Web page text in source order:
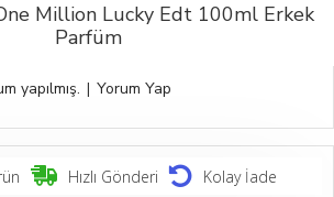
Million Lucky Edt 100ml Erkek
Parfüm
Hızlı Gönderi Kolay İade
yapılmış. | Yorum Yap